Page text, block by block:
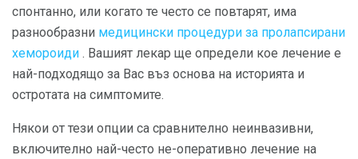
спонтанно, или когато те често се повтарят, има
разнообразни медицински процедури за пролапсирани
хемороиди . Вашият лекар ще определи кое лечение е
най-подходящо за Вас въз основа на историята и
остротата на симптомите.
Някои от тези опции са сравнително неинвазивни,
включително най-често не-оперативно лечение на